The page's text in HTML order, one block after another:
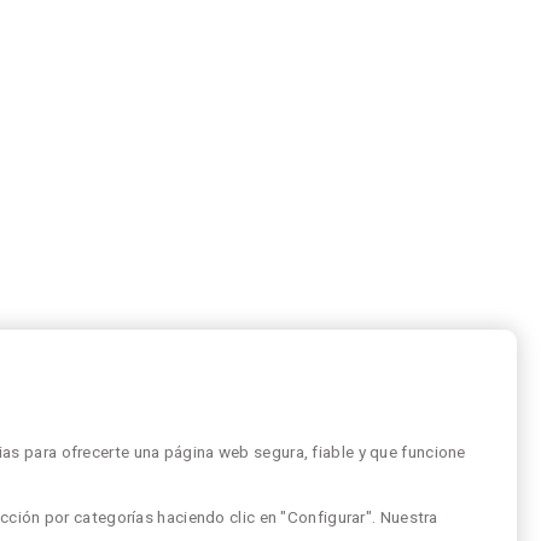
para ofrecerte una página web segura, fiable y que funcione
por categorías haciendo clic en "Configurar". Nuestra